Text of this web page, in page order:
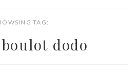
TAG:
dodo